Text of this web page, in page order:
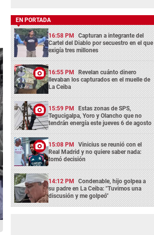
EN PORTADA
16:58 PM Capturan a integrante del
Cartel del Diablo por secuestro en el que
exigía tres millones
16:55 PM Revelan cuánto dinero
llevaban los capturados en el muelle de
La Ceiba
15:59 PM Estas zonas de SPS,
Tegucigalpa, Yoro y Olancho que no
tendrán energía este jueves 6 de agosto
15:08 PM Vinicius se reunió con el
Real Madrid y no quiere saber nada:
tomó decisión
14:12 PM Condenable, hijo golpea a
su padre en La Ceiba: "Tuvimos una
discusión y me golpeó"